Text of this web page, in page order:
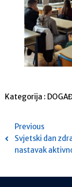
Kategorija :
Previous
Svjetski dan
nastavak